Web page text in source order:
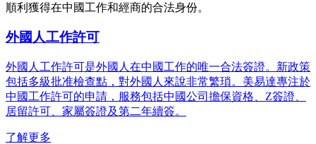
順利獲得在中國工作和經商的合法身份。
外國人工作許可
外國人工作許可是外國人在中國工作的唯一合法簽證。新政策
包括多級批准檢查點，對外國人來說非常繁瑣。美易達專注於
中國工作許可的申請，服務包括中國公司擔保資格、Z簽證、
居留許可、家屬簽證及第二年續簽。
了解更多